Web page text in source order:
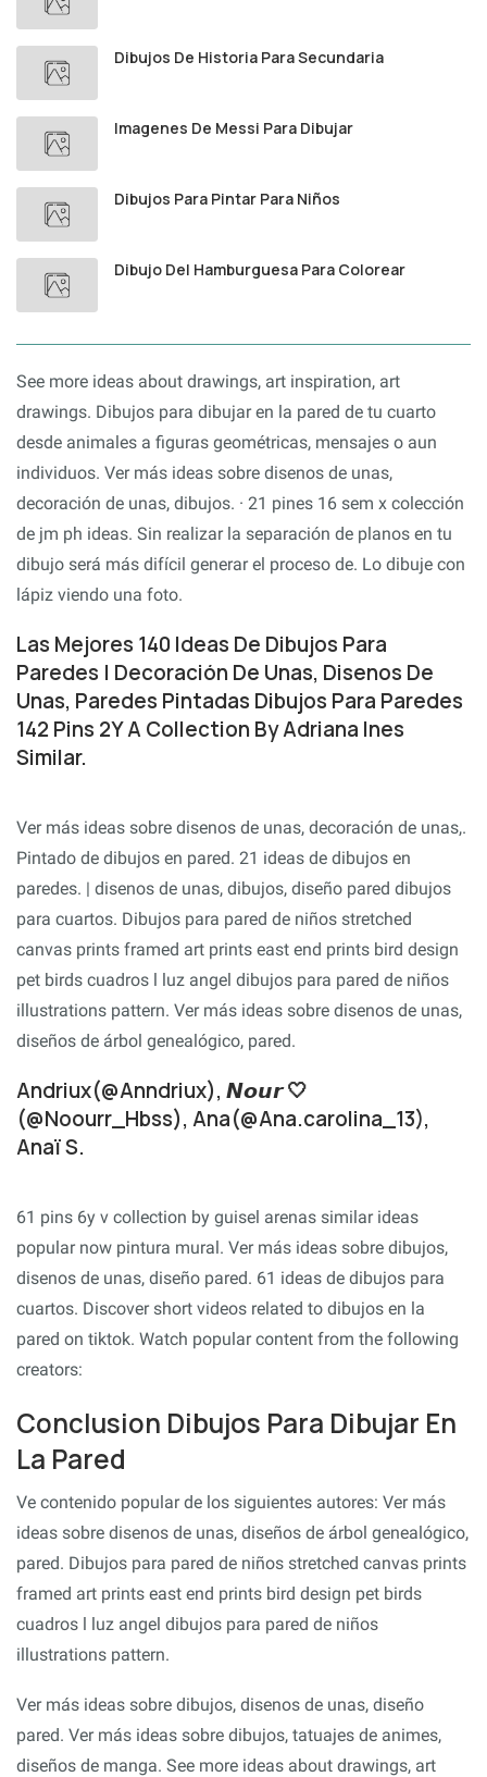
Dibujos De Historia Para Secundaria
Imagenes De Messi Para Dibujar
Dibujos Para Pintar Para Niños
Dibujo Del Hamburguesa Para Colorear
See more ideas about drawings, art inspiration, art
drawings. Dibujos para dibujar en la pared de tu cuarto
desde animales a figuras geométricas, mensajes o aun
individuos. Ver más ideas sobre disenos de unas,
decoración de unas, dibujos. · 21 pines 16 sem x colección
de jm ph ideas. Sin realizar la separación de planos en tu
dibujo será más difícil generar el proceso de. Lo dibuje con
lápiz viendo una foto.
Las Mejores 140 Ideas De Dibujos Para
Paredes | Decoración De Unas, Disenos De
Unas, Paredes Pintadas Dibujos Para Paredes
142 Pins 2Y A Collection By Adriana Ines
Similar.
Ver más ideas sobre disenos de unas, decoración de unas,.
Pintado de dibujos en pared. 21 ideas de dibujos en
paredes. | disenos de unas, dibujos, diseño pared dibujos
para cuartos. Dibujos para pared de niños stretched
canvas prints framed art prints east end prints bird design
pet birds cuadros l luz angel dibujos para pared de niños
illustrations pattern. Ver más ideas sobre disenos de unas,
diseños de árbol genealógico, pared.
Andriux(@Anndriux), 𝙉𝙤𝙪𝙧 🤍
(@Noourr_Hbss), Ana(@Ana.carolina_13),
Anaï S.
61 pins 6y v collection by guisel arenas similar ideas
popular now pintura mural. Ver más ideas sobre dibujos,
disenos de unas, diseño pared. 61 ideas de dibujos para
cuartos. Discover short videos related to dibujos en la
pared on tiktok. Watch popular content from the following
creators:
Conclusion Dibujos Para Dibujar En
La Pared
Ve contenido popular de los siguientes autores: Ver más
ideas sobre disenos de unas, diseños de árbol genealógico,
pared. Dibujos para pared de niños stretched canvas prints
framed art prints east end prints bird design pet birds
cuadros l luz angel dibujos para pared de niños
illustrations pattern.
Ver más ideas sobre dibujos, disenos de unas, diseño
pared. Ver más ideas sobre dibujos, tatuajes de animes,
diseños de manga. See more ideas about drawings, art